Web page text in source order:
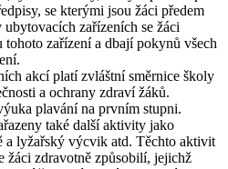
se kterými jsou žáci předem
zařízeních se žáci
zařízení a dbají pokynů všech
akcí platí zvláštní směrnice školy
a ochrany zdraví žáků.
plavání na prvním stupni.
také další aktivity jako
a lyžařský výcvik atd. Těchto aktivit
žáci zdravotně způsobilí, jejichž